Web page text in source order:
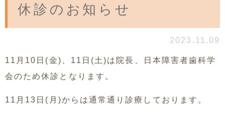
休診のお知らせ
2023.11.09
11月10日(金)、11日(土)は院長、日本障害者歯科学
会のため休診となります。
11月13日(月)からは通常通り診療しております。